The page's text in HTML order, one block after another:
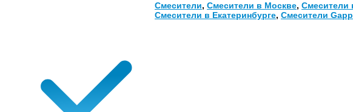
Смесители, Смесители в Москве, Смесители
Смесители в Екатеринбурге, Смесители